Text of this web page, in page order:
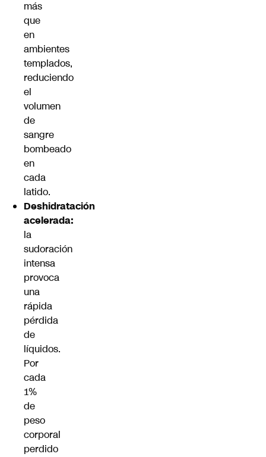
más
que
en
ambientes
templados,
reduciendo
el
volumen
de
sangre
bombeado
en
cada
latido.
Deshidratación
acelerada:
la
sudoración
intensa
provoca
una
rápida
pérdida
de
líquidos.
Por
cada
1%
de
peso
corporal
perdido